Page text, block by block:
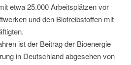
etwa 25.000 Arbeitsplätzen vor
und den Biotreibstoffen mit
ist der Beitrag der Bioenergie
in Deutschland abgesehen von